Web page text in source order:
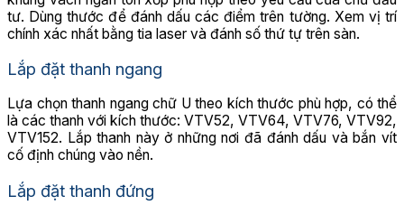
tư. Dùng thước để đánh dấu các điểm trên tường. Xem vị trí
chính xác nhất bằng tia laser và đánh số thứ tự trên sàn.
Lắp đặt thanh ngang
Lựa chọn thanh ngang chữ U theo kích thước phù hợp, có thể
là các thanh với kích thước: VTV52, VTV64, VTV76, VTV92,
VTV152. Lắp thanh này ở những nơi đã đánh dấu và bắn vít
cố định chúng vào nền.
Lắp đặt thanh đứng